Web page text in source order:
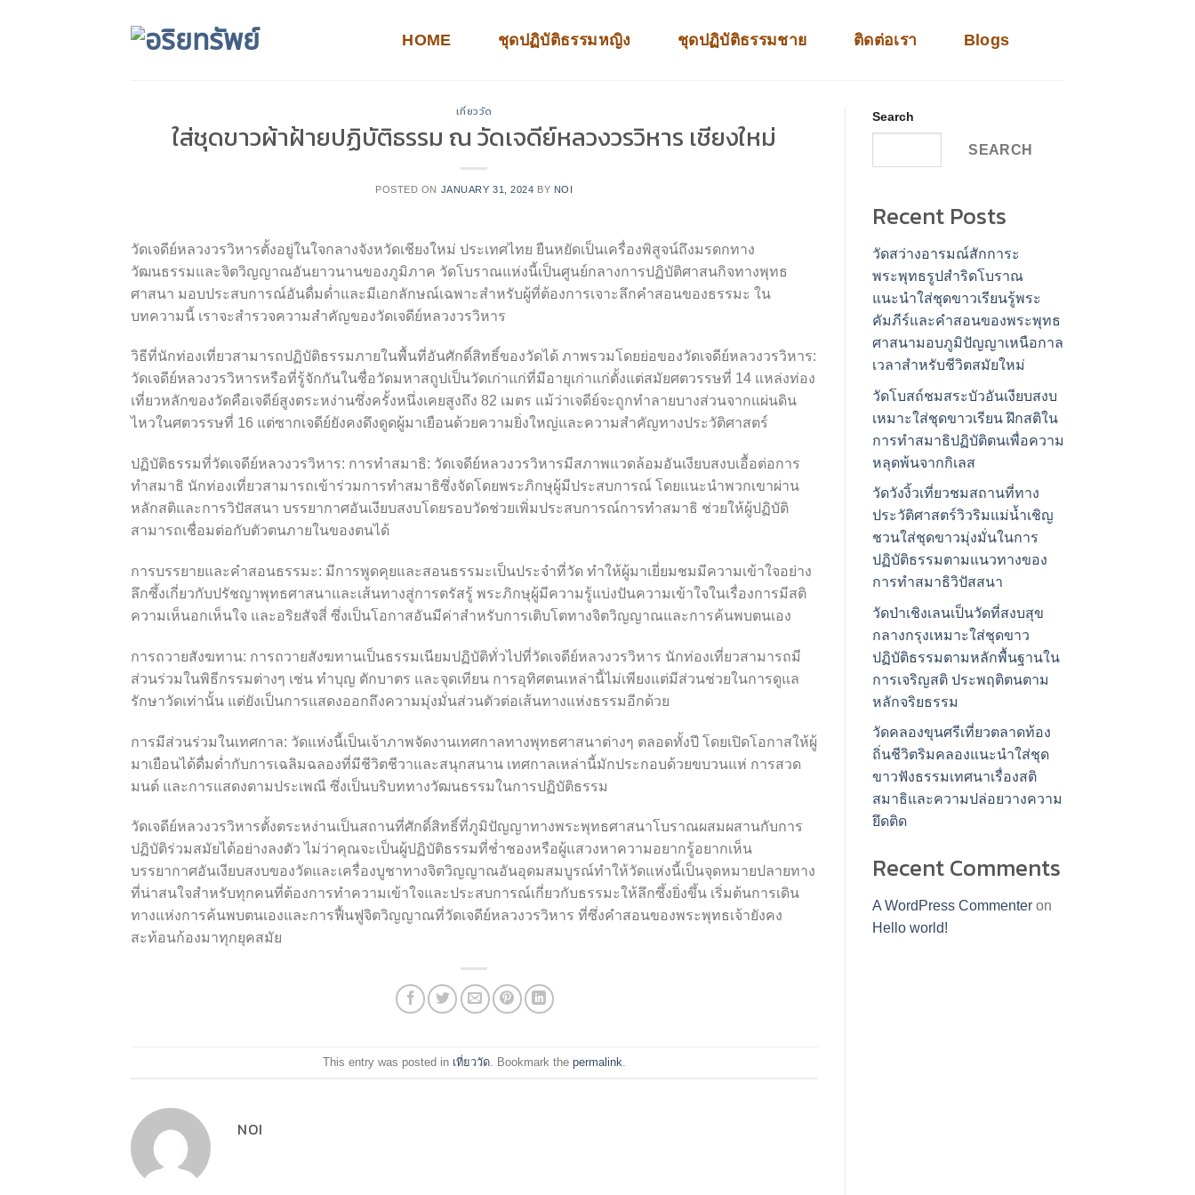
HOME ชุดปฏิบัติธรรมหญิง ชุดปฏิบัติธรรมชาย ติดต่อเรา Blogs
เที่ยววัด
ใส่ชุดขาวผ้าฝ้ายปฏิบัติธรรม ณ วัดเจดีย์หลวงวรวิหาร เชียงใหม่
POSTED ON JANUARY 31, 2024 BY NOI
วัดเจดีย์หลวงวรวิหารตั้งอยู่ในใจกลางจังหวัดเชียงใหม่ ประเทศไทย ยืนหยัดเป็นเครื่องพิสูจน์ถึงมรดกทาง
วัฒนธรรมและจิตวิญญาณอันยาวนานของภูมิภาค วัดโบราณแห่งนี้เป็นศูนย์กลางการปฏิบัติศาสนกิจทางพุทธ
ศาสนา มอบประสบการณ์อันดื่มด่ำและมีเอกลักษณ์เฉพาะสำหรับผู้ที่ต้องการเจาะลึกคำสอนของธรรมะ ใน
บทความนี้ เราจะสำรวจความสำคัญของวัดเจดีย์หลวงวรวิหาร
วิธีที่นักท่องเที่ยวสามารถปฏิบัติธรรมภายในพื้นที่อันศักดิ์สิทธิ์ของวัดได้ ภาพรวมโดยย่อของวัดเจดีย์หลวงวรวิหาร:
วัดเจดีย์หลวงวรวิหารหรือที่รู้จักกันในชื่อวัดมหาสถูปเป็นวัดเก่าแก่ที่มีอายุเก่าแก่ตั้งแต่สมัยศตวรรษที่ 14 แหล่งท่อง
เที่ยวหลักของวัดคือเจดีย์สูงตระหง่านซึ่งครั้งหนึ่งเคยสูงถึง 82 เมตร แม้ว่าเจดีย์จะถูกทำลายบางส่วนจากแผ่นดิน
ไหวในศตวรรษที่ 16 แต่ซากเจดีย์ยังคงดึงดูดผู้มาเยือนด้วยความยิ่งใหญ่และความสำคัญทางประวัติศาสตร์
ปฏิบัติธรรมที่วัดเจดีย์หลวงวรวิหาร: การทำสมาธิ: วัดเจดีย์หลวงวรวิหารมีสภาพแวดล้อมอันเงียบสงบเอื้อต่อการ
ทำสมาธิ นักท่องเที่ยวสามารถเข้าร่วมการทำสมาธิซึ่งจัดโดยพระภิกษุผู้มีประสบการณ์ โดยแนะนำพวกเขาผ่าน
หลักสติและการวิปัสสนา บรรยากาศอันเงียบสงบโดยรอบวัดช่วยเพิ่มประสบการณ์การทำสมาธิ ช่วยให้ผู้ปฏิบัติ
สามารถเชื่อมต่อกับตัวตนภายในของตนได้
การบรรยายและคำสอนธรรมะ: มีการพูดคุยและสอนธรรมะเป็นประจำที่วัด ทำให้ผู้มาเยี่ยมชมมีความเข้าใจอย่าง
ลึกซึ้งเกี่ยวกับปรัชญาพุทธศาสนาและเส้นทางสู่การตรัสรู้ พระภิกษุผู้มีความรู้แบ่งปันความเข้าใจในเรื่องการมีสติ
ความเห็นอกเห็นใจ และอริยสัจสี่ ซึ่งเป็นโอกาสอันมีค่าสำหรับการเติบโตทางจิตวิญญาณและการค้นพบตนเอง
การถวายสังฆทาน: การถวายสังฆทานเป็นธรรมเนียมปฏิบัติทั่วไปที่วัดเจดีย์หลวงวรวิหาร นักท่องเที่ยวสามารถมี
ส่วนร่วมในพิธีกรรมต่างๆ เช่น ทำบุญ ตักบาตร และจุดเทียน การอุทิศตนเหล่านี้ไม่เพียงแต่มีส่วนช่วยในการดูแล
รักษาวัดเท่านั้น แต่ยังเป็นการแสดงออกถึงความมุ่งมั่นส่วนตัวต่อเส้นทางแห่งธรรมอีกด้วย
การมีส่วนร่วมในเทศกาล: วัดแห่งนี้เป็นเจ้าภาพจัดงานเทศกาลทางพุทธศาสนาต่างๆ ตลอดทั้งปี โดยเปิดโอกาสให้ผู้
มาเยือนได้ดื่มด่ำกับการเฉลิมฉลองที่มีชีวิตชีวาและสนุกสนาน เทศกาลเหล่านี้มักประกอบด้วยขบวนแห่ การสวด
มนต์ และการแสดงตามประเพณี ซึ่งเป็นบริบททางวัฒนธรรมในการปฏิบัติธรรม
วัดเจดีย์หลวงวรวิหารตั้งตระหง่านเป็นสถานที่ศักดิ์สิทธิ์ที่ภูมิปัญญาทางพระพุทธศาสนาโบราณผสมผสานกับการ
ปฏิบัติร่วมสมัยได้อย่างลงตัว ไม่ว่าคุณจะเป็นผู้ปฏิบัติธรรมที่ช่ำชองหรือผู้แสวงหาความอยากรู้อยากเห็น
บรรยากาศอันเงียบสงบของวัดและเครื่องบูชาทางจิตวิญญาณอันอุดมสมบูรณ์ทำให้วัดแห่งนี้เป็นจุดหมายปลายทาง
ที่น่าสนใจสำหรับทุกคนที่ต้องการทำความเข้าใจและประสบการณ์เกี่ยวกับธรรมะให้ลึกซึ้งยิ่งขึ้น เริ่มต้นการเดิน
ทางแห่งการค้นพบตนเองและการฟื้นฟูจิตวิญญาณที่วัดเจดีย์หลวงวรวิหาร ที่ซึ่งคำสอนของพระพุทธเจ้ายังคง
สะท้อนก้องมาทุกยุคสมัย
This entry was posted in เที่ยววัด. Bookmark the permalink
NOI
Search
SEARCH
Recent Posts
วัดสว่างอารมณ์สักการะ
พระพุทธรูปสำริดโบราณ
แนะนำใส่ชุดขาวเรียนรู้พระ
คัมภีร์และคำสอนของพระพุทธ
ศาสนามอบภูมิปัญญาเหนือกาล
เวลาสำหรับชีวิตสมัยใหม่
วัดโบสถ์ชมสระบัวอันเงียบสงบ
เหมาะใส่ชุดขาวเรียน ฝึกสติใน
การทำสมาธิปฏิบัติตนเพื่อความ
หลุดพ้นจากกิเลส
วัดวังงิ้วเที่ยวชมสถานที่ทาง
ประวัติศาสตร์วิวริมแม่น้ำเชิญ
ชวนใส่ชุดขาวมุ่งมั่นในการ
ปฏิบัติธรรมตามแนวทางของ
การทำสมาธิวิปัสสนา
วัดป่าเชิงเลนเป็นวัดที่สงบสุข
กลางกรุงเหมาะใส่ชุดขาว
ปฏิบัติธรรมตามหลักพื้นฐานใน
การเจริญสติ ประพฤติตนตาม
หลักจริยธรรม
วัดคลองขุนศรีเที่ยวตลาดท้อง
ถิ่นชีวิตริมคลองแนะนำใส่ชุด
ขาวฟังธรรมเทศนาเรื่องสติ
สมาธิและความปล่อยวางความ
ยึดติด
Recent Comments
A WordPress Commenteron
Hello world!